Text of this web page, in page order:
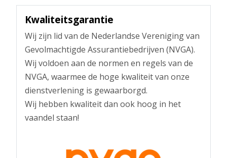
Kwaliteitsgarantie
Wij zijn lid van de Nederlandse Vereniging van
Gevolmachtigde Assurantiebedrijven (NVGA).
Wij voldoen aan de normen en regels van de
NVGA, waarmee de hoge kwaliteit van onze
dienstverlening is gewaarborgd.
Wij hebben kwaliteit dan ook hoog in het
vaandel staan!